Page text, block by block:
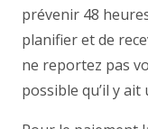
prévenir 48
planifier et de
ne reportez pas
possible qu’il y